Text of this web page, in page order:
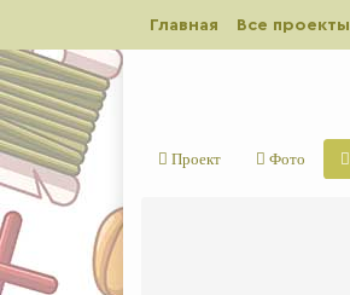
Главная Все проекты
Проект Фото